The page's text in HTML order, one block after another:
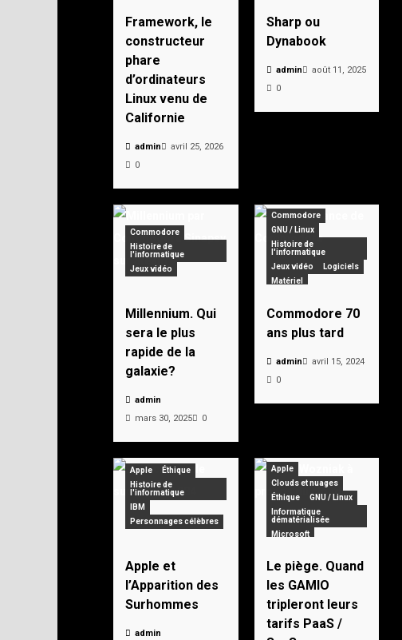
Framework, le
constructeur
phare
d’ordinateurs
Linux venu de
Californie
admin
avril 25, 2026
0
Sharp ou
Dynabook
admin
août 11, 2025
0
Commodore
Histoire de
l'informatique
Jeux vidéo
Millennium. Qui
sera le plus
rapide de la
galaxie?
admin
mars 30, 2025
0
Commodore
GNU / Linux
Histoire de
l'informatique
Jeux vidéo
Logiciels
Matériel
Pionniers
Vintage
Commodore 70
ans plus tard
admin
avril 15, 2024
0
Apple
Éthique
Histoire de
l'informatique
IBM
Personnages célèbres
Apple et
l’Apparition des
Surhommes
admin
Apple
Clouds et nuages
Éthique
GNU / Linux
Informatique
dématérialisée
Microsoft
Le piège. Quand
les GAMIO
tripleront leurs
tarifs PaaS /